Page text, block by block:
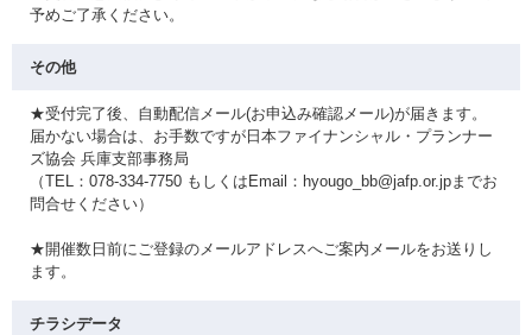
予めご了承ください。
その他
★受付完了後、自動配信メール(お申込み確認メール)が届きます。
届かない場合は、お手数ですが日本ファイナンシャル・プランナー
ズ協会 兵庫支部事務局
（TEL：078-334-7750 もしくはEmail：hyougo_bb@jafp.or.jpまでお
問合せください）
★開催数日前にご登録のメールアドレスへご案内メールをお送りし
ます。
チラシデータ